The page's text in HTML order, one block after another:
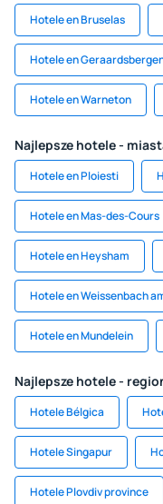
Hotele en Bruselas
Hotele en
Hotele en Warneton
Najlepsze hotele -
Hotele en Ploiesti
Hotele en Mas-des-Cours
Hotele en Heysham
Hotele en Weissenbach
Hotele en Mundelein
Najlepsze hotele -
Hotele Bélgica
Hotele Singapur
Hotele Plovdiv province